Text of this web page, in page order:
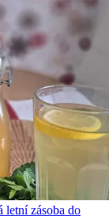
letní zásoba do